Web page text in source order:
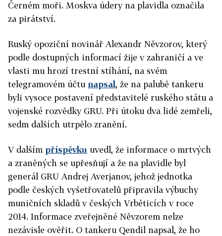
Černém moři. Moskva údery na plavidla označila
za pirátství.
Ruský opoziční novinář Alexandr Něvzorov, který
podle dostupných informací žije v zahraničí a ve
vlasti mu hrozí trestní stíhání, na svém
telegramovém účtu napsal, že na palubě tankeru
byli vysoce postavení představitelé ruského státu a
vojenské rozvědky GRU. Při útoku dva lidé zemřeli,
sedm dalších utrpělo zranění.
V dalším příspěvku uvedl, že informace o mrtvých
a zraněných se upřesňují a že na plavidle byl
generál GRU Andrej Averjanov, jehož jednotka
podle českých vyšetřovatelů připravila výbuchy
muničních skladů v českých Vrběticích v roce
2014. Informace zveřejněné Něvzorem nelze
nezávisle ověřit. O tankeru Qendil napsal, že ho